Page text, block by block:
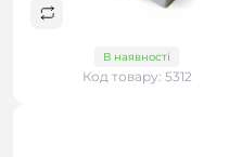
В наявності
Код товару: 5312